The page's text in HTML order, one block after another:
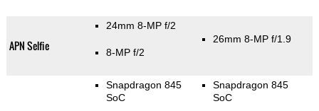
APN Selfie
24mm 8-MP f/2
8-MP f/2
26mm 8-MP f/1.9
Snapdragon 845
SoC
Snapdragon 845
SoC